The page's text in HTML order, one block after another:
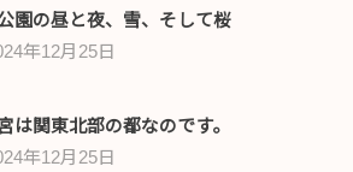
園の昼と夜、雪、そして桜
年12月25日
は関東北部の都なのです。
年12月25日